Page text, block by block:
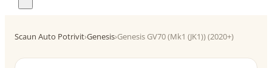
Scaun Auto Potrivit›Genesis›Genesis GV70 (Mk1 (JK1)) (2020+)